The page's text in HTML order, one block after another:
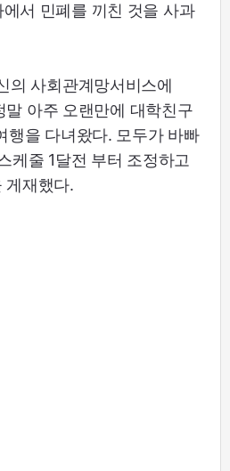
서 민폐를 끼친 것을 사과
의 사회관계망서비스에
아주 오랜만에 대학친구
행을 다녀왔다. 모두가 바빠
케줄 1달전 부터 조정하고
게재했다.